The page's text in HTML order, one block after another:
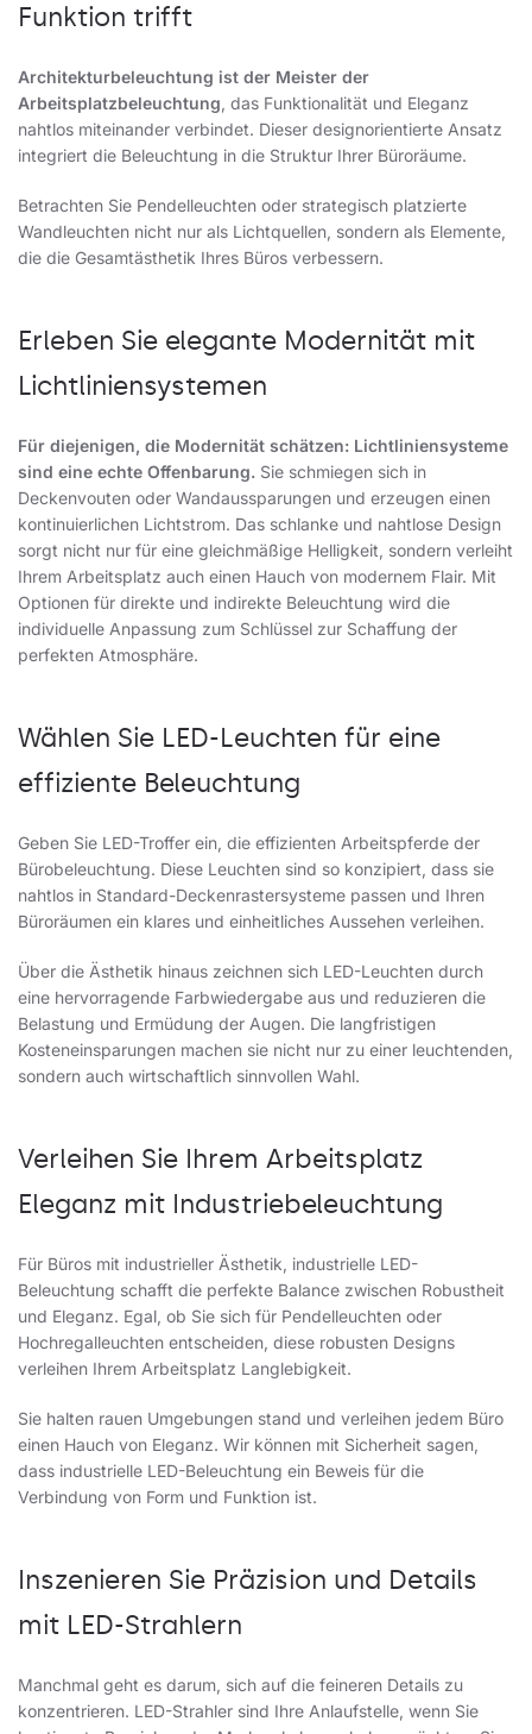
Funktion trifft
Architekturbeleuchtung ist der Meister der
Arbeitsplatzbeleuchtung, das Funktionalität und Eleganz
nahtlos miteinander verbindet. Dieser designorientierte Ansatz
integriert die Beleuchtung in die Struktur Ihrer Büroräume.
Betrachten Sie Pendelleuchten oder strategisch platzierte
Wandleuchten nicht nur als Lichtquellen, sondern als Elemente,
die die Gesamtästhetik Ihres Büros verbessern.
Erleben Sie elegante Modernität mit
Lichtliniensystemen
Für diejenigen, die Modernität schätzen: Lichtliniensysteme
sind eine echte Offenbarung. Sie schmiegen sich in
Deckenvouten oder Wandaussparungen und erzeugen einen
kontinuierlichen Lichtstrom. Das schlanke und nahtlose Design
sorgt nicht nur für eine gleichmäßige Helligkeit, sondern verleiht
Ihrem Arbeitsplatz auch einen Hauch von modernem Flair. Mit
Optionen für direkte und indirekte Beleuchtung wird die
individuelle Anpassung zum Schlüssel zur Schaffung der
perfekten Atmosphäre.
Wählen Sie LED-Leuchten für eine
effiziente Beleuchtung
Geben Sie LED-Troffer ein, die effizienten Arbeitspferde der
Bürobeleuchtung. Diese Leuchten sind so konzipiert, dass sie
nahtlos in Standard-Deckenrastersysteme passen und Ihren
Büroräumen ein klares und einheitliches Aussehen verleihen.
Über die Ästhetik hinaus zeichnen sich LED-Leuchten durch
eine hervorragende Farbwiedergabe aus und reduzieren die
Belastung und Ermüdung der Augen. Die langfristigen
Kosteneinsparungen machen sie nicht nur zu einer leuchtenden,
sondern auch wirtschaftlich sinnvollen Wahl.
Verleihen Sie Ihrem Arbeitsplatz
Eleganz mit Industriebeleuchtung
Für Büros mit industrieller Ästhetik, industrielle LED-
Beleuchtung schafft die perfekte Balance zwischen Robustheit
und Eleganz. Egal, ob Sie sich für Pendelleuchten oder
Hochregalleuchten entscheiden, diese robusten Designs
verleihen Ihrem Arbeitsplatz Langlebigkeit.
Sie halten rauen Umgebungen stand und verleihen jedem Büro
einen Hauch von Eleganz. Wir können mit Sicherheit sagen,
dass industrielle LED-Beleuchtung ein Beweis für die
Verbindung von Form und Funktion ist.
Inszenieren Sie Präzision und Details
mit LED-Strahlern
Manchmal geht es darum, sich auf die feineren Details zu
konzentrieren. LED-Strahler sind Ihre Anlaufstelle, wenn Sie